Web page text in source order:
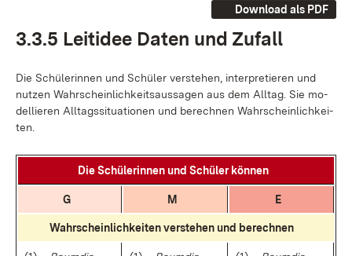
Download als PDF
3.3.5 Leit­idee Da­ten und Zu­fall
Die Schü­le­rin­nen und Schü­ler ver­ste­hen, in­ter­pre­tie­ren und
nut­zen Wahr­schein­lich­keits­aus­sa­gen aus dem All­tag. Sie mo­
del­lie­ren All­tags­si­tua­tio­nen und be­rech­nen Wahr­schein­lich­kei­
ten.
Die Schü­le­rin­nen und Schü­ler kön­nen
G M E
Wahr­schein­lich­kei­ten ver­ste­hen und be­rech­nen